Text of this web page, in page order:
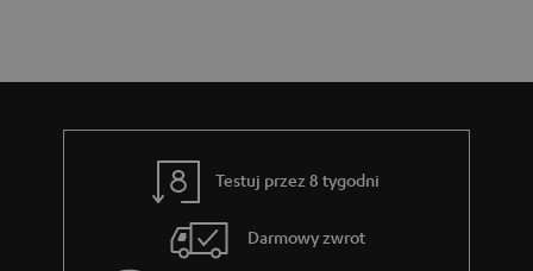
z
e
Testuj przez 8 tygodni
Darmowy zwrot